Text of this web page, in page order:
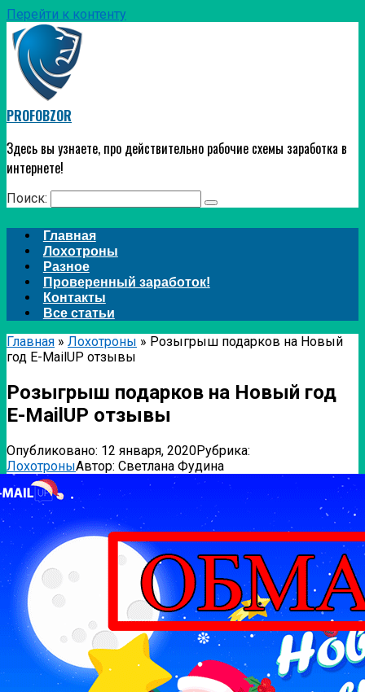
Перейти к контенту
PROFOBZOR
Здесь вы узнаете, про действительно рабочие схемы заработка в
интернете!
Поиск:
Главная
Лохотроны
Разное
Проверенный заработок!
Контакты
Все статьи
Главная » Лохотроны » Розыгрыш подарков на Новый
год E-MailUP отзывы
Розыгрыш подарков на Новый год
E-MailUP отзывы
Опубликовано: 12 января, 2020Рубрика:
ЛохотроныАвтор: Светлана Фудина